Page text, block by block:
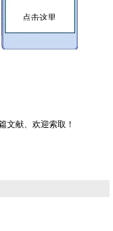
文献、欢迎索取！